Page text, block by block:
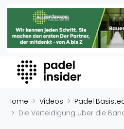
Padel Insider
Home
Organisationen
Buchungssysteme
Padel-Shops
Padel-Marken
Home Videos
Padel
Die Verteidigung über die